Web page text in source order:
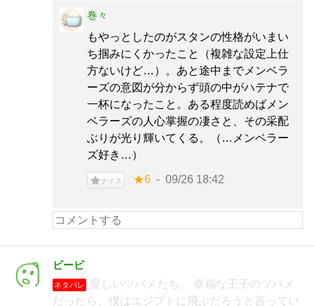
巻々
もやっとしたのがスタンの性格がいまい
ち掴みにくかったこと（複雑な設定上仕
方ないけど…）。あと途中までメンベラ
ーズの意図が分からず頭の中がハテナで
一杯になったこと。ある程度読めばメン
ベラーズの人心掌握の凄さと、その采配
ぶりが光り輝いてくる。（…メンベラー
ズ好き…）
ナイス ★6 09/26 18:42
ビービ
ネタバレ
愛しいツバメたち。 幸福な王子のツバメ
だったら、僕はエジプトに飛ぶだろうと言ってい